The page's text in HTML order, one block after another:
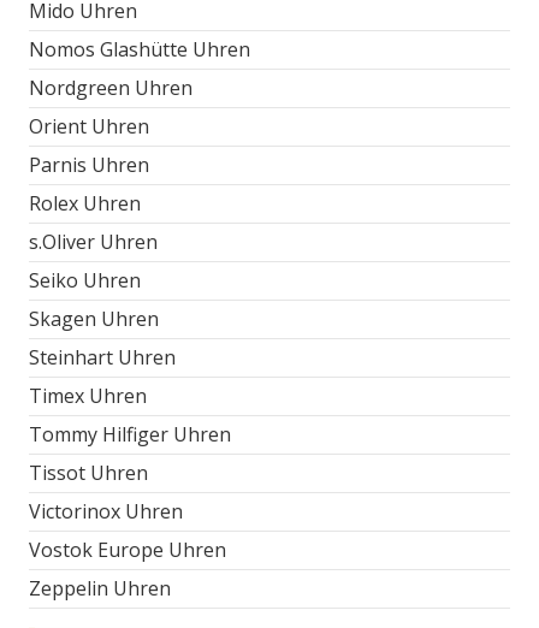
Mido Uhren
Nomos Glashütte Uhren
Nordgreen Uhren
Orient Uhren
Parnis Uhren
Rolex Uhren
s.Oliver Uhren
Seiko Uhren
Skagen Uhren
Steinhart Uhren
Timex Uhren
Tommy Hilfiger Uhren
Tissot Uhren
Victorinox Uhren
Vostok Europe Uhren
Zeppelin Uhren